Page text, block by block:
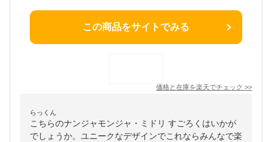
この商品をサイトでみる
価格と在庫を楽天でチェック >>
らっくん
こちらのナンジャモンジャ・ミドリ すごろくはいかが
でしょうか。ユニークなデザインでこれならみんなで楽